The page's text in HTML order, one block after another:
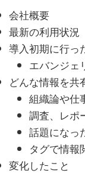
会社概要
最新の利用状況
導入初期に行っ
エバンジェ
どんな情報を共
組織論や仕
調査、レ
話題になっ
タグで情報
変化したこと